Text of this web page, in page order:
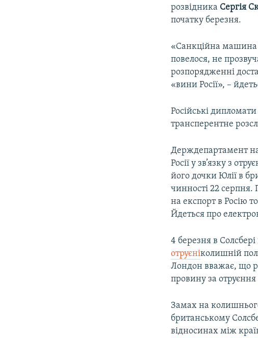
розвідника Сергія
початку березня.
«Санкційна машина
повелося, не
розпорядженні
«вини Росії», –
Російські
трансперентне
Держдепартамент
Росії у зв’язку з
його дочки Юлії в
чинності 22 серпня.
на експорт в Росію
Йдеться про
4 березня в
отруєніколишній
Лондон вважає, що
провину за отруєння
Замах на
британському
відносинах між